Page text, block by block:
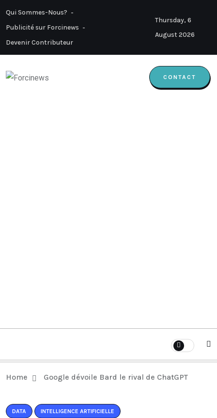
Qui Sommes-Nous?
Publicité sur Forcinews
Devenir Contributeur
Thursday, 6
August 2026
CONTACT
Home Google dévoile Bard le rival de ChatGPT
DATA INTELLIGENCE ARTIFICIELLE